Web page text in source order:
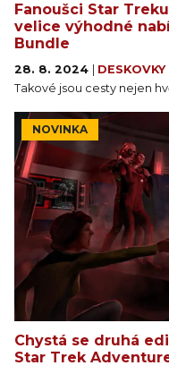
Fanoušci Star
velice výhodné
Bundle
28. 8. 2024 DESKOVKY
Takové jsou cesty nejen
NOVINKA
Chystá se druhá
Star Trek